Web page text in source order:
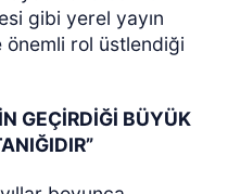
gibi yerel yayın
önemli rol üstlendiği
GEÇİRDİĞİ BÜYÜK